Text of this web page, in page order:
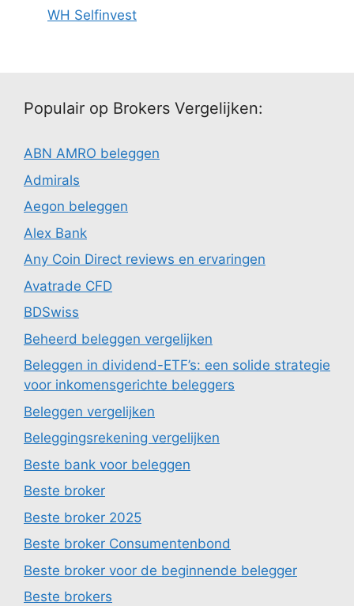
WH Selfinvest
Populair op Brokers Vergelijken:
ABN AMRO beleggen
Admirals
Aegon beleggen
Alex Bank
Any Coin Direct reviews en ervaringen
Avatrade CFD
BDSwiss
Beheerd beleggen vergelijken
Beleggen in dividend-ETF’s: een solide strategie
voor inkomensgerichte beleggers
Beleggen vergelijken
Beleggingsrekening vergelijken
Beste bank voor beleggen
Beste broker
Beste broker 2025
Beste broker Consumentenbond
Beste broker voor de beginnende belegger
Beste brokers